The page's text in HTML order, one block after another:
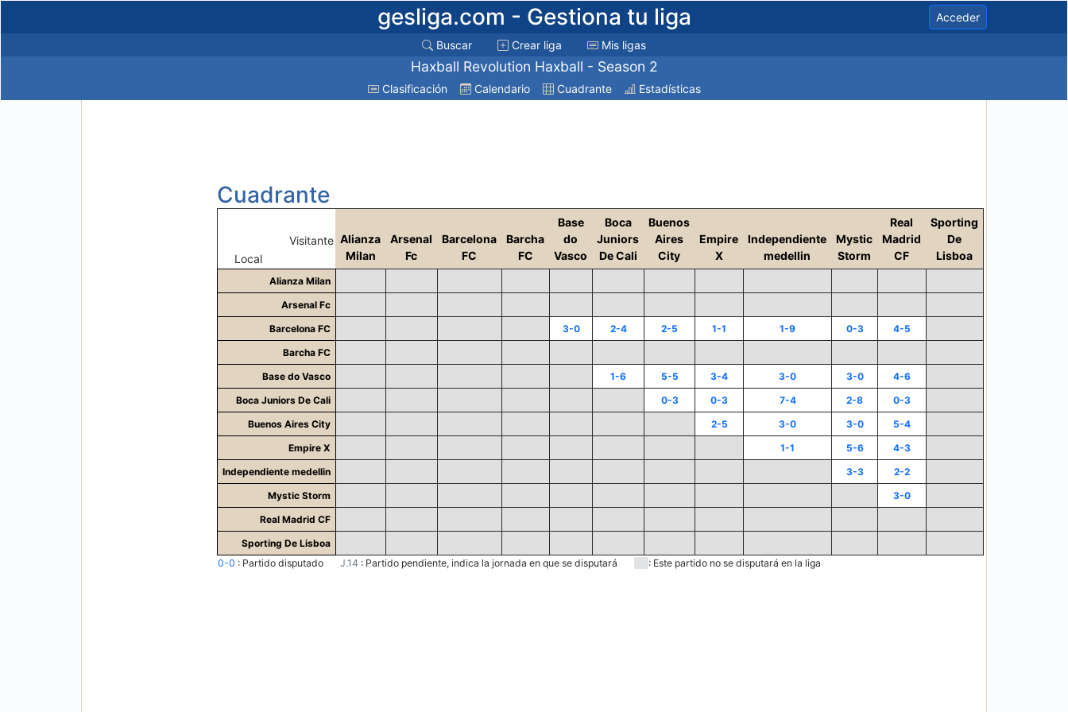
gesliga.com - Gestiona tu liga Acceder
Buscar Crear liga Mis ligas
Haxball Revolution Haxball - Season 2
Clasificación Calendario Cuadrante Estadísticas
Cuadrante
Visitante
Local
Alianza
Milan
Arsenal
Fc
Barcelona
FC
Barcha
FC
Base
do
Vasco
Boca
Juniors
De Cali
Buenos
Aires
City
Empire
X
Independiente
medellin
Mystic
Storm
Real
Madrid
CF
Sporting
De
Lisboa
Alianza Milan
Arsenal Fc
Barcelona FC
3-0 2-4 2-5 1-1 1-9 0-3
4-5
Barcha FC
Base do Vasco
1-6 5-5 3-4 3-0 3-0
4-6
Boca Juniors De Cali
0-3 0-3 7-4 2-8
0-3
Buenos Aires City
2-5 3-0 3-0
5-4
Empire X
1-1 5-6
4-3
Independiente medellin
3-3
2-2
Mystic Storm
3-0
Real Madrid CF
Sporting De Lisboa
0-0 : Partido disputado J.14 : Partido pendiente, indica la jornada en que se disputará : Este partido no se disputará en la liga